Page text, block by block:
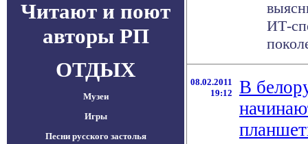
Читают и поют
авторы РП
ОТДЫХ
Музеи
Игры
Песни русского застолья
ИТ-
08.02.2011
19:12
В